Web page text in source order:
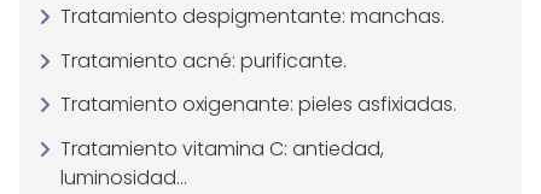
Tratamiento despigmentante: manchas.
Tratamiento acné: purificante.
Tratamiento oxigenante: pieles asfixiadas.
Tratamiento vitamina C: antiedad,
luminosidad...